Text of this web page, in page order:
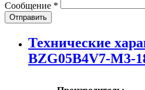
Сообщение *
Отправить
Технические
BZG05B4V7-M3-